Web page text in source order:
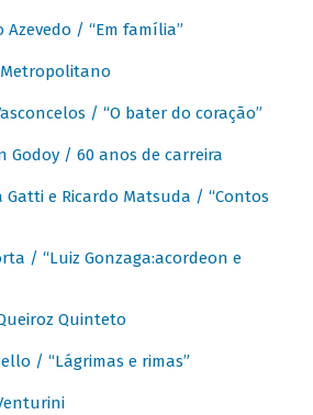
Azevedo / “Em família”
/ “O bater do coração”
Godoy / 60 anos de carreira
Gatti e Ricardo Matsuda / “Contos
/ “Luiz Gonzaga:acordeon e
Quinteto
/ “Lágrimas e rimas”